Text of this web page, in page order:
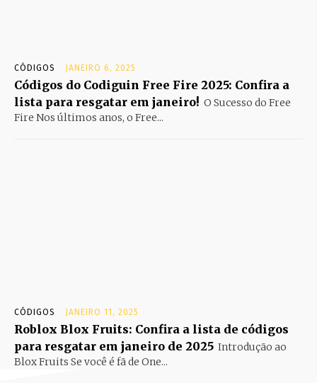
CÓDIGOS JANEIRO 6, 2025
Códigos do Codiguin Free Fire 2025: Confira a
lista para resgatar em janeiro! O Sucesso do Free
Fire Nos últimos anos, o Free...
CÓDIGOS JANEIRO 11, 2025
Roblox Blox Fruits: Confira a lista de códigos
para resgatar em janeiro de 2025 Introdução ao
Blox Fruits Se você é fã de One...